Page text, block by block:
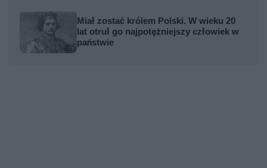
Miał zostać królem Polski. W wieku 20
lat otruł go najpotężniejszy człowiek w
państwie